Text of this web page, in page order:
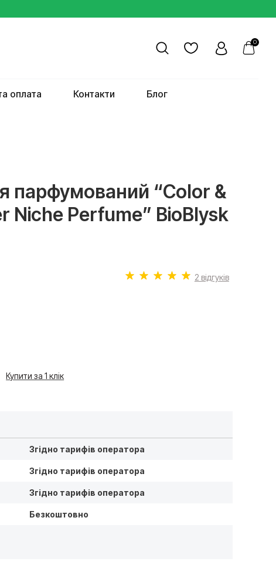
0
оплата Контакти Блог
парфумований “Color &
Niche Perfume” BioBlysk
2 відгуків
Купити за 1 клiк
Згідно тарифів оператора
Згідно тарифів оператора
Згідно тарифів оператора
Безкоштовно